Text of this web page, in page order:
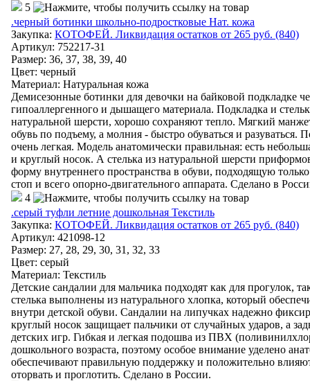
5
.черный ботинки школьно-подростковые Нат. кожа
Закупка: КОТОФЕЙ. Ликвидация остатков от 265 руб. (840)
Артикул: 752217-31
Размер: 36, 37, 38, 39, 40
Цвет: черный
Материал: Натуральная кожа
Демисезонные ботинки для девочки на байковой подкладке
гипоаллергенного и дышащего материала. Подкладка и
натуральной шерсти, хорошо сохраняют тепло. Мягкий
обувь по подъему, а молния - быстро обуваться и
очень легкая. Модель анатомически правильная: есть
и круглый носок. А стелька из натуральной шерсти
форму внутреннего пространства в обуви, подходящую
стоп и всего опорно-двигательного аппарата. Сделано в
4
.серый туфли летние дошкольная Текстиль
Закупка: КОТОФЕЙ. Ликвидация остатков от 265 руб. (840)
Артикул: 421098-12
Размер: 27, 28, 29, 30, 31, 32, 33
Цвет: серый
Материал: Текстиль
Детские сандалии для мальчика подходят как для прогулок,
стелька выполнены из натурального хлопка, который
внутри детской обуви. Сандалии на липучках надежно
круглый носок защищает пальчики от случайных ударов, а
детских игр. Гибкая и легкая подошва из ПВХ
дошкольного возраста, поэтому особое внимание уделено
обеспечивают правильную поддержку и положительно
оторвать и проглотить. Сделано в России.